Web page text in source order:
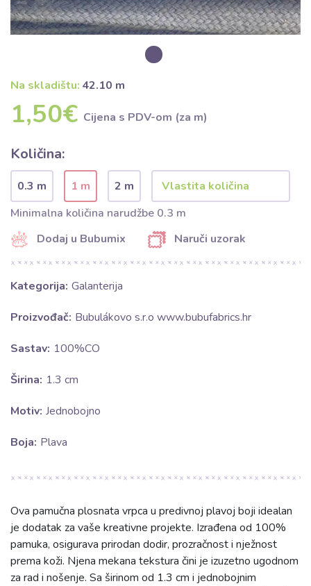
Na skladištu: 42.10 m
1,50€ Cijena s PDV-om (za m)
Količina:
0.3 m 1 m
2 m
Minimalna količina narudžbe 0.3 m
Dodaj u Bubumix
Naruči uzorak
Kategorija: Galanterija
Proizvođač: Bubulákovo s.r.o www.bubufabrics.hr
Sastav: 100%CO
Širina: 1.3 cm
Motiv: Jednobojno
Boja: Plava
Ova pamučna plosnata vrpca u predivnoj plavoj boji idealan
je dodatak za vaše kreativne projekte. Izrađena od 100%
pamuka, osigurava prirodan dodir, prozračnost i nježnost
prema koži. Njena mekana tekstura čini je izuzetno ugodnom
za rad i nošenje. Sa širinom od 1.3 cm i jednobojnim